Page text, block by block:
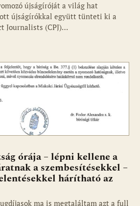
újságíróját a világ hat
újságírókkal együtt tünteti ki a
Journalists (CPJ)…
órája – lépni kellene a
a szembesítésekkel –
hárítható az
ma is megtaláltam azt a full